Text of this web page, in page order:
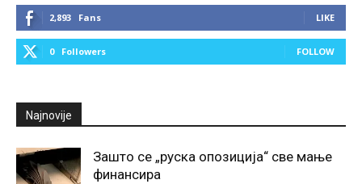
2,893 Fans LIKE
0 Followers FOLLOW
Najnovije
Зашто се „руска опозиција“ све мање
финансира